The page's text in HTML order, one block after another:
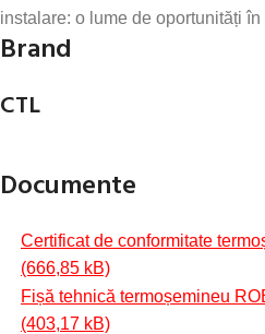
instalare: o lume de oportunități
Brand
CTL
Documente
Certificat de conformitate
Fișă tehnică termoșemineu